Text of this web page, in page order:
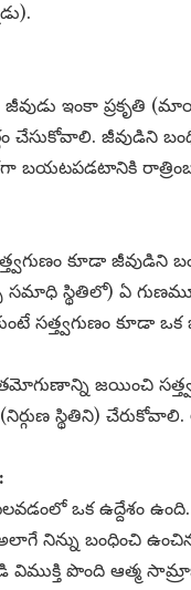
ఇంకా ప్రకృతి
చేసుకోవాలి. జీవుడిని
బయటపడటానికి
కూడా జీవుడిని
సమాధి స్థితిలో) ఏ
సత్త్వగుణం కూడా
జయించి
స్థితిని)
ఒక ఉద్దేశం
నిన్ను బంధించి
పొంది ఆత్మ